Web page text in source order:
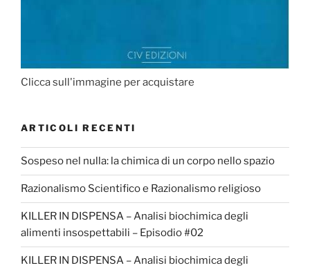
Clicca sull'immagine per acquistare
ARTICOLI RECENTI
Sospeso nel nulla: la chimica di un corpo nello spazio
Razionalismo Scientifico e Razionalismo religioso
KILLER IN DISPENSA – Analisi biochimica degli
alimenti insospettabili – Episodio #02
KILLER IN DISPENSA – Analisi biochimica degli